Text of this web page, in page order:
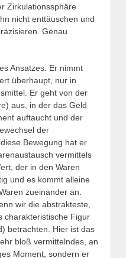
Zirkulationssphäre
nicht enttäuschen und
Genau
Ansatzes. Er nimmt
überhaupt, nur in
Er geht von der
aus, in der das Geld
auftaucht und der
der
Bewegung hat er
vermittels
der in den Waren
und es kommt alleine
zueinander an.
wir die abstrakteste,
charakteristische Figur
betrachten. Hier ist das
bloß vermittelndes, an
Moment, sondern er